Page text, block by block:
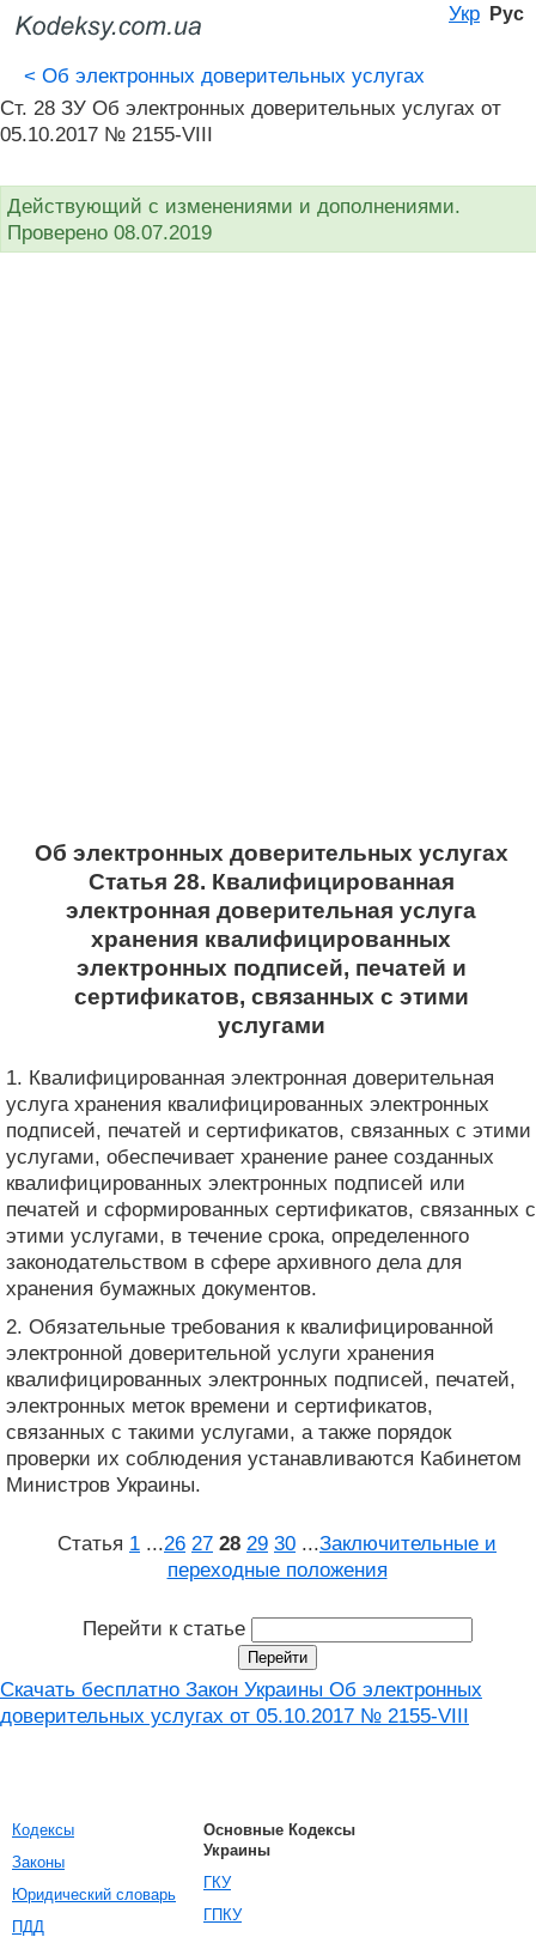
Укр Рус
< Об электронных доверительных услугах
Ст. 28 ЗУ Об электронных доверительных услугах от
05.10.2017 № 2155-VIII
Действующий с изменениями и дополнениями.
Проверено 08.07.2019
Об электронных доверительных услугах
Статья 28. Квалифицированная
электронная доверительная услуга
хранения квалифицированных
электронных подписей, печатей и
сертификатов, связанных с этими
услугами
1. Квалифицированная электронная доверительная
услуга хранения квалифицированных электронных
подписей, печатей и сертификатов, связанных с этими
услугами, обеспечивает хранение ранее созданных
квалифицированных электронных подписей или
печатей и сформированных сертификатов, связанных с
этими услугами, в течение срока, определенного
законодательством в сфере архивного дела для
хранения бумажных документов.
2. Обязательные требования к квалифицированной
электронной доверительной услуги хранения
квалифицированных электронных подписей, печатей,
электронных меток времени и сертификатов,
связанных с такими услугами, а также порядок
проверки их соблюдения устанавливаются Кабинетом
Министров Украины.
Статья 1 ...26 27 28 29 30 ...Заключительные и
переходные положения
Перейти к статье
Скачать бесплатно Закон Украины Об электронных
доверительных услугах от 05.10.2017 № 2155-VIII
Кодексы
Законы
Юридический словарь
ПДД
Основные Кодексы
Украины
ГКУ
ГПКУ